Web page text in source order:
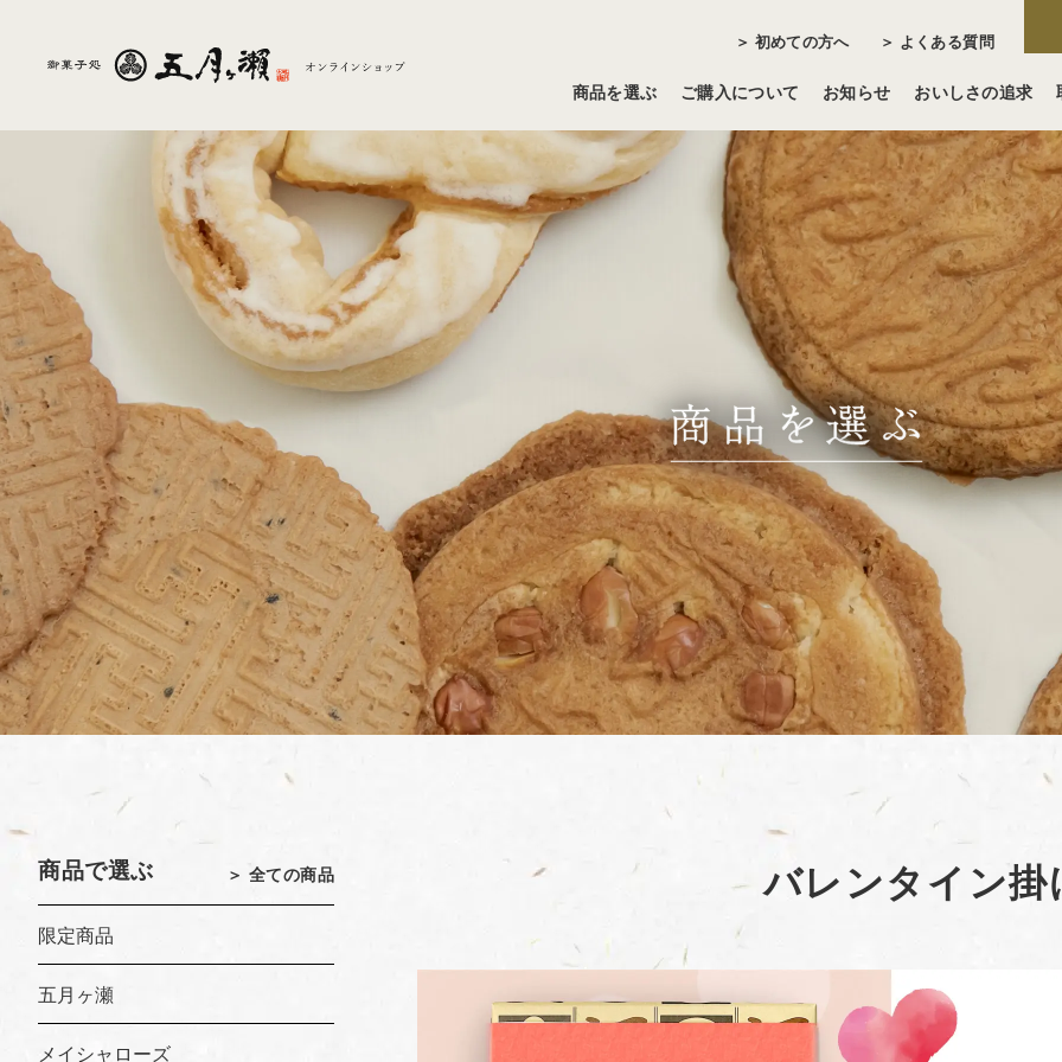
＞ 初めての方へ ＞ よくある質問
商品を選ぶ ご購入について お知らせ おいしさの追求
商品で選ぶ ＞ 全ての商品
限定商品
五月ヶ瀬
メイシャローズ
バレンタイン掛